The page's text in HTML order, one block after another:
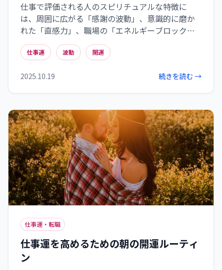
仕事で評価される人のスピリチュアルな特徴に
は、周囲に広がる「感謝の波動」、意識的に磨か
れた「直感力」、職場の「エネルギーブロック」
を解消する能力、そして「内なる調和」を保つ姿
勢があります。これらは目に見えない要素ですが、
ができます。感謝の気持ちを持ち、直感を信じ、環
境を整え、自分の価値観と行動を一致させること
しょう。
仕事運 波動 開運
2025.10.19 続きを読む →
仕事運・転職
仕事運を高めるための朝の開運ルーティ
ン